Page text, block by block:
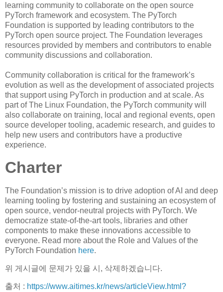
learning community to collaborate on the open source
PyTorch framework and ecosystem. The PyTorch
Foundation is supported by leading contributors to the
PyTorch open source project. The Foundation leverages
resources provided by members and contributors to enable
community discussions and collaboration.
Community collaboration is critical for the framework’s
evolution as well as the development of associated projects
that support using PyTorch in production and at scale. As
part of The Linux Foundation, the PyTorch community will
also collaborate on training, local and regional events, open
source developer tooling, academic research, and guides to
help new users and contributors have a productive
experience.
Charter
The Foundation’s mission is to drive adoption of AI and deep
learning tooling by fostering and sustaining an ecosystem of
open source, vendor-neutral projects with PyTorch. We
democratize state-of-the-art tools, libraries and other
components to make these innovations accessible to
everyone. Read more about the Role and Values of the
PyTorch Foundation here.
위 게시글에 문제가 있을 시, 삭제하겠습니다.
출처 : https://www.aitimes.kr/news/articleView.html?